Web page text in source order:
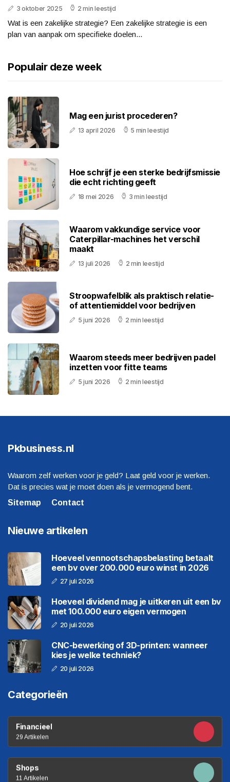
3 oktober 2025 2 min leestijd
Wat is een zakelijke strategie? Een zakelijke strategie is een
plan van aanpak om specifieke doelen...
Populair deze week
Mag een jurist procederen?
13 april 2026 5 min leestijd
Hoe schrijf je een sterke bedrijfsmissie
die echt richting geeft
18 mei 2026 3 min leestijd
Waarom vakkundige service voor
Caterpillar-machines het verschil
maakt
13 juli 2026 2 min leestijd
Stroopwafelblik als praktisch relatie-
of attentiemiddel voor bedrijven
5 juni 2026 2 min leestijd
Waarom steeds meer bedrijven padel
inzetten voor fitte teams
5 juni 2026 2 min leestijd
Pkbusiness.nl
Waarom zelf werken voor je geld? Laat geld voor je werken.
Dat is precies wat je moet doen als je vermogend bent.
Sitemap
Contact
Nieuwe artikelen
Hoeveel vennootschapsbelasting betaalt
een bv over 200.000 euro winst in 2026
27 juli 2026
Hoeveel dividend mag je uitkeren uit een bv
met 100.000 euro eigen vermogen
20 juli 2026
CNC-bewerking of 3D-printen: wanneer
kies je welke techniek?
20 juli 2026
Categorieën
Financieel
29 Artikelen
Shops
11 Artikelen